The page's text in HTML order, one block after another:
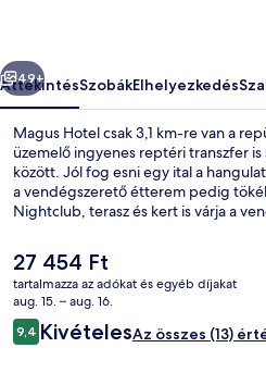
Következő
49+
ÁttekintésSzobákElhelyezkedés
Magus Hotel csak 3,1 km-re van a
üzemelő ingyenes reptéri transzfer is
között. Jól fog esni egy ital a
a vendégszerető étterem pedig
Nightclub, terasz és kert is várja a
A
jelenlegi
ár
27 454 Ft
27 454 Ft
tartalmazza az adókat és egyéb díjakat
aug. 15. – aug. 16.
Értékelések
9,49,4 ennyiből: 10
KivételesAz összes (13)